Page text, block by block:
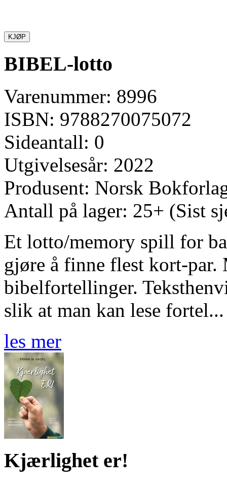
KJØP
BIBEL-lotto
Varenummer: 8996
ISBN: 9788270075072
Sideantall: 0
Utgivelsesår: 2022
Produsent: Norsk
Antall på lager: 25+ (Sist
Et lotto/memory spill for
gjøre å finne flest kort-par.
bibelfortellinger.
slik at man kan lese fortel...
les mer
Kjærlighet er!